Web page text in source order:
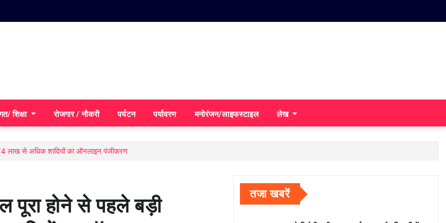
शिक्षा रोजगार / नौकरी पर्यटन पर्यावरण मनोरंजन/लाइफस्टाइल लेख
लाख से अधिक शादियों का ऑनलाइन पंजीकरण
पूरा होने से पहले बड़ी तजा खबरें